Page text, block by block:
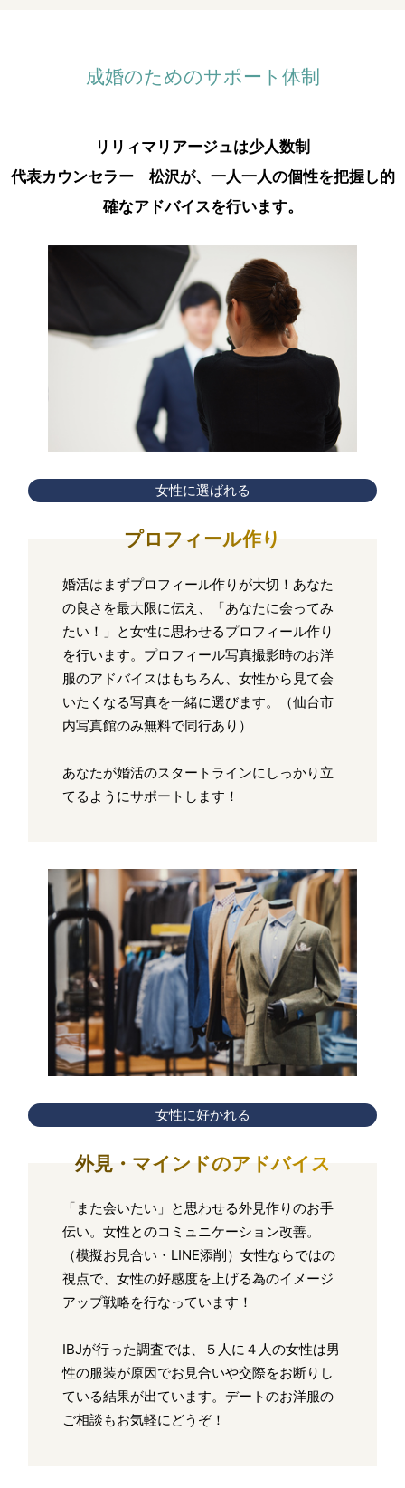
成婚のためのサポート体制
リリィマリアージュは少人数制
代表カウンセラー 松沢が、一人一人の個性を把握し的
確なアドバイスを行います。
女性に選ばれる
プロフィール作り
婚活はまずプロフィール作りが大切！あなた
の良さを最大限に伝え、「あなたに会ってみ
たい！」と女性に思わせるプロフィール作り
を行います。プロフィール写真撮影時のお洋
服のアドバイスはもちろん、女性から見て会
いたくなる写真を一緒に選びます。（仙台市
内写真館のみ無料で同行あり）
あなたが婚活のスタートラインにしっかり立
てるようにサポートします！
女性に好かれる
外見・マインドのアドバイス
「また会いたい」と思わせる外見作りのお手
伝い。女性とのコミュニケーション改善。
（模擬お見合い・LINE添削）女性ならではの
視点で、女性の好感度を上げる為のイメージ
アップ戦略を行なっています！
IBJが行った調査では、５人に４人の女性は男
性の服装が原因でお見合いや交際をお断りし
ている結果が出ています。デートのお洋服の
ご相談もお気軽にどうぞ！